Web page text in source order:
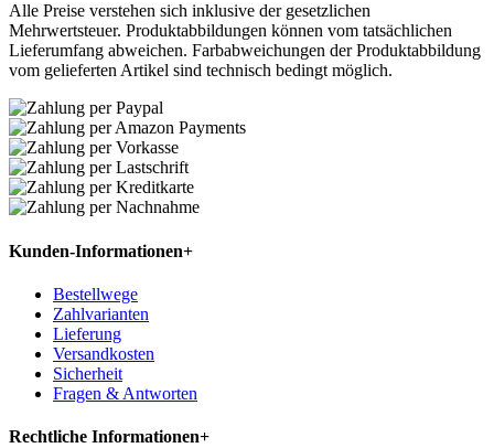
Alle Preise verstehen sich inklusive der gesetzlichen
Mehrwertsteuer. Produktabbildungen können vom tatsächlichen
Lieferumfang abweichen. Farbabweichungen der Produktabbildung
vom gelieferten Artikel sind technisch bedingt möglich.
Kunden-Informationen+
Bestellwege
Zahlvarianten
Lieferung
Versandkosten
Sicherheit
Fragen & Antworten
Rechtliche Informationen+